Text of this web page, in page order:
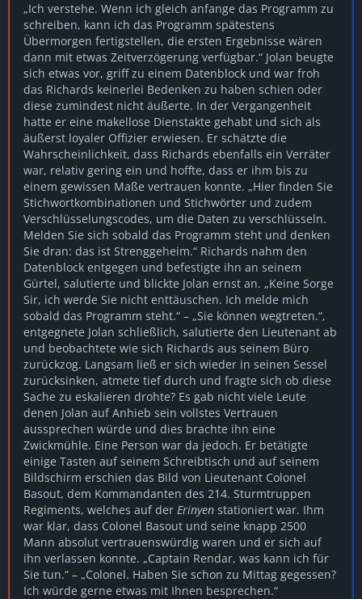
„Ich verstehe. Wenn ich gleich anfange das Programm zu
schreiben, kann ich das Programm spätestens
Übermorgen fertigstellen, die ersten Ergebnisse wären
dann mit etwas Zeitverzögerung verfügbar.“ Jolan beugte
sich etwas vor, griff zu einem Datenblock und war froh
das Richards keinerlei Bedenken zu haben schien oder
diese zumindest nicht äußerte. In der Vergangenheit
hatte er eine makellose Dienstakte gehabt und sich als
äußerst loyaler Offizier erwiesen. Er schätzte die
Wahrscheinlichkeit, dass Richards ebenfalls ein Verräter
war, relativ gering ein und hoffte, dass er ihm bis zu
einem gewissen Maße vertrauen konnte. „Hier finden Sie
Stichwortkombinationen und Stichwörter und zudem
Verschlüsselungscodes, um die Daten zu verschlüsseln.
Melden Sie sich sobald das Programm steht und denken
Sie dran: das ist Strenggeheim.“ Richards nahm den
Datenblock entgegen und befestigte ihn an seinem
Gürtel, salutierte und blickte Jolan ernst an. „Keine Sorge
Sir, ich werde Sie nicht enttäuschen. Ich melde mich
sobald das Programm steht.“ – „Sie können wegtreten.“,
entgegnete Jolan schließlich, salutierte den Lieutenant ab
und beobachtete wie sich Richards aus seinem Büro
zurückzog. Langsam ließ er sich wieder in seinen Sessel
zurücksinken, atmete tief durch und fragte sich ob diese
Sache zu eskalieren drohte? Es gab nicht viele Leute
denen Jolan auf Anhieb sein vollstes Vertrauen
aussprechen würde und dies brachte ihn eine
Zwickmühle. Eine Person war da jedoch. Er betätigte
einige Tasten auf seinem Schreibtisch und auf seinem
Bildschirm erschien das Bild von Lieutenant Colonel
Basout, dem Kommandanten des 214. Sturmtruppen
Regiments, welches auf der Erinyen stationiert war. Ihm
war klar, dass Colonel Basout und seine knapp 2500
Mann absolut vertrauenswürdig waren und er sich auf
ihn verlassen konnte. „Captain Rendar, was kann ich für
Sie tun.“ – „Colonel. Haben Sie schon zu Mittag gegessen?
Ich würde gerne etwas mit Ihnen besprechen.“